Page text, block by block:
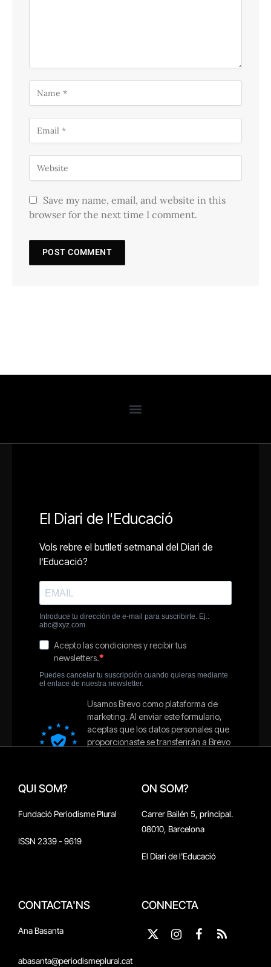
Save my name, email, and website in this
browser for the next time I comment.
QUI SOM?
Fundació Periodisme Plural
ISSN 2339 - 9619
ON SOM?
Carrer Bailén 5, principal.
08010, Barcelona
El Diari de l'Educació
CONTACTA'NS
Ana Basanta
abasanta@periodismeplural.cat
CONNECTA
X
Instagram
Facebook
RSS